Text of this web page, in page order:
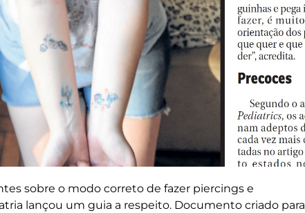
sobre o modo correto de fazer piercings e
lançou um guia a respeito. Documento criado para